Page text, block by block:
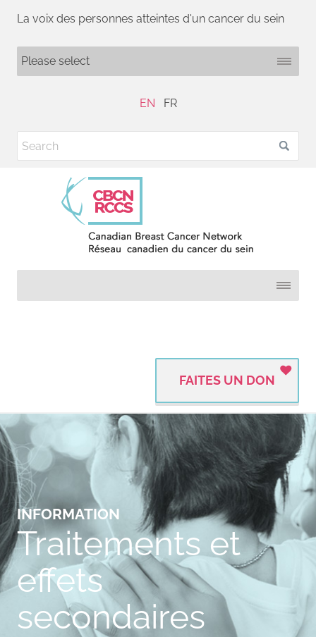
La voix des personnes atteintes d'un cancer du sein
EN FR
FAITES UN DON
INFORMATION
Traitements et
effets
secondaires